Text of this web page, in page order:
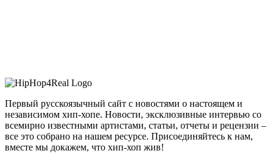
Первый русскоязычный сайт с новостями о настоящем и
независимом хип-хопе. Новости, эксклюзивные интервью со
всемирно известными артистами, статьи, отчеты и рецензии –
все это собрано на нашем ресурсе. Присоединяйтесь к нам,
вместе мы докажем, что хип-хоп жив!